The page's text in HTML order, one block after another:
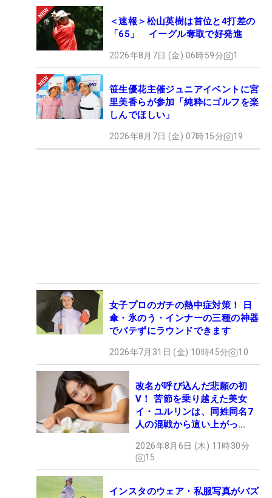
＜速報＞松山英樹は首位と4打差の
「65」 イーグル奪取で好発進
2026年8月7日 (金) 06時59分 1
笹生優花主催ジュニアイベントに宮
里美香らが参加「純粋にゴルフを楽
しんでほしい」
2026年8月7日 (金) 07時15分 19
女子プロのガチの熱中症対策！ 日
傘・氷のう・インナーの三種の神器
でバテずにラウンドできます
2026年7月31日 (金) 10時45分 10
改名が呼び込んだ悲願の初
V！ 苦節を乗り越えた美女
イ・ユルリンは、同姓同名7
人の混戦から這い上がっ
2026年8月6日 (木) 11時30分
15
インスタのウェア・私服写真がバズ